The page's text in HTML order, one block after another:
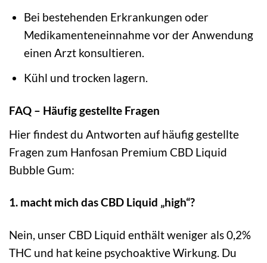
Bei bestehenden Erkrankungen oder
Medikamenteneinnahme vor der Anwendung
einen Arzt konsultieren.
Kühl und trocken lagern.
FAQ – Häufig gestellte Fragen
Hier findest du Antworten auf häufig gestellte
Fragen zum Hanfosan Premium CBD Liquid
Bubble Gum:
1. macht mich das CBD Liquid „high“?
Nein, unser CBD Liquid enthält weniger als 0,2%
THC und hat keine psychoaktive Wirkung. Du